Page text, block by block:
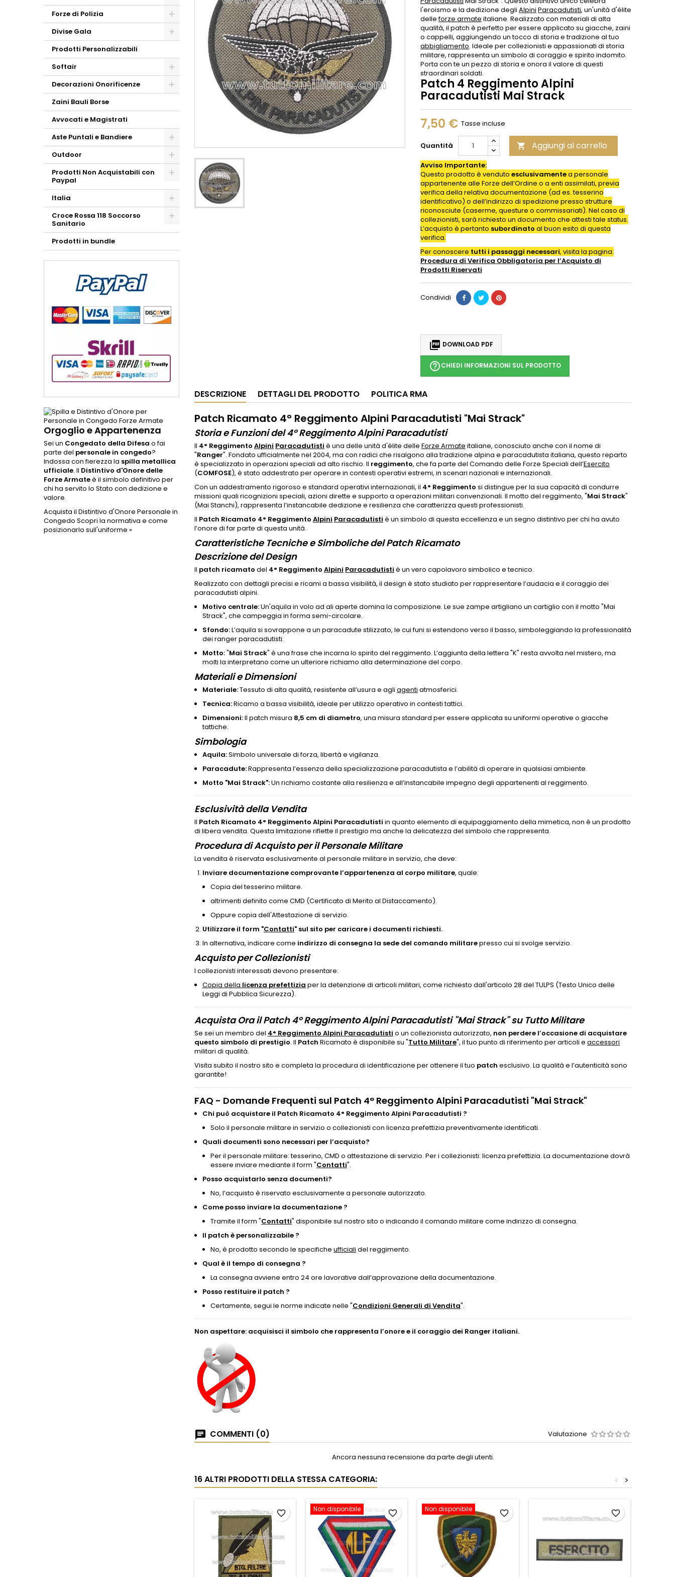
Forze di Polizia
Divise Gala
Prodotti Personalizzabili
Softair
Decorazioni Onorificenze
Zaini Bauli Borse
Avvocati e Magistrati
Aste Puntali e Bandiere
Outdoor
Prodotti Non Acquistabili con
Paypal
Italia
Croce Rossa 118 Soccorso
Sanitario
Prodotti in bundle
Orgoglio e Appartenenza
Sei un Congedato della Difesa o fai
parte del personale in congedo?
Indossa con fierezza la spilla metallica
ufficiale. Il Distintivo d'Onore delle
Forze Armateè il simbolo definitivo per
chi ha servito lo Stato con dedizione e
valore.
Acquista il Distintivo d'Onore Personale in
Congedo Scopri la normativa e come
posizionarlo sull'uniforme »
l'eroismo e la dedizione degli Alpini Paracadutisti, un'unità d'élite
delleforze armate italiane. Realizzato con materiali di alta
qualità, il patch è perfetto per essere applicato su giacche, zaini
o cappelli, aggiungendo un tocco di storia e tradizione al tuo
abbigliamento. Ideale per collezionisti e appassionati di storia
militare, rappresenta un simbolo di coraggio e spirito indomito.
Porta con te un pezzo di storia e onora il valore di questi
straordinari soldati.
Patch 4 Reggimento Alpini
Paracadutisti Mai Strack
7,50 € Tasse incluse
Quantità  Aggiungi al carrello
Avviso Importante:
Questo prodotto è venduto esclusivamentea personale
appartenente alle Forze dell’Ordine o a enti assimilati, previa
verifica della relativa documentazione (ad es. tesserino
identificativo) o dell’indirizzo di spedizione presso strutture
riconosciute (caserme, questure o commissariati). Nel caso di
collezionisti, sarà richiesto un documento che attesti tale status.
L’acquisto è pertanto subordinato al buon esito di questa
verifica.
Per conoscere tutti i passaggi necessari, visita la pagina:
Procedura di Verifica Obbligatoria per l’Acquisto di
Prodotti Riservati
Condividi
 DOWNLOAD PDF
help_outlineCHIEDI INFORMAZIONI SUL PRODOTTO
DESCRIZIONE DETTAGLI DEL PRODOTTO POLITICA RMA
Patch Ricamato 4° Reggimento Alpini Paracadutisti "Mai Strack"
Storia e Funzioni del 4° Reggimento Alpini Paracadutisti
Il 4° Reggimento Alpini Paracadutisti è una delle unità d'élite delle Forze Armate italiane, conosciuto anche con il nome di
"Ranger". Fondato ufficialmente nel 2004, ma con radici che risalgono alla tradizione alpina e paracadutista italiana, questo reparto
è specializzato in operazioni speciali ad alto rischio. Il reggimento, che fa parte del Comando delle Forze Speciali dell’Esercito
(COMFOSE), è stato addestrato per operare in contesti operativi estremi, in scenari nazionali e internazionali.
Con un addestramento rigoroso e standard operativi internazionali, il 4° Reggimento si distingue per la sua capacità di condurre
missioni quali ricognizioni speciali, azioni dirette e supporto a operazioni militari convenzionali. Il motto del reggimento, "Mai Strack"
(Mai Stanchi), rappresenta l’instancabile dedizione e resilienza che caratterizza questi professionisti.
Il Patch Ricamato 4° Reggimento Alpini Paracadutisti è un simbolo di questa eccellenza e un segno distintivo per chi ha avuto
l’onore di far parte di questa unità.
Caratteristiche Tecniche e Simboliche del Patch Ricamato
Descrizione del Design
Il patch ricamato del 4° Reggimento Alpini Paracadutisti è un vero capolavoro simbolico e tecnico.
Realizzato con dettagli precisi e ricami a bassa visibilità, il design è stato studiato per rappresentare l’audacia e il coraggio dei
paracadutisti alpini.
Motivo centrale:Un'aquila in volo ad ali aperte domina la composizione. Le sue zampe artigliano un cartiglio con il motto "Mai
Strack", che campeggia in forma semi-circolare.
Sfondo:L’aquila si sovrappone a un paracadute stilizzato, le cui funi si estendono verso il basso, simboleggiando la professionalità
dei ranger paracadutisti.
Motto:"Mai Strack" è una frase che incarna lo spirito del reggimento. L’aggiunta della lettera "K" resta avvolta nel mistero, ma
molti la interpretano come un ulteriore richiamo alla determinazione del corpo.
Materiali e Dimensioni
Materiale:Tessuto di alta qualità, resistente all’usura e agli agenti atmosferici.
Tecnica:Ricamo a bassa visibilità, ideale per utilizzo operativo in contesti tattici.
Dimensioni:Il patch misura 8,5 cm di diametro, una misura standard per essere applicata su uniformi operative o giacche
tattiche.
Simbologia
Aquila:Simbolo universale di forza, libertà e vigilanza.
Paracadute:Rappresenta l’essenza della specializzazione paracadutista e l’abilità di operare in qualsiasi ambiente.
Motto "Mai Strack":Un richiamo costante alla resilienza e all’instancabile impegno degli appartenenti al reggimento.
Esclusività della Vendita
Il Patch Ricamato 4° Reggimento Alpini Paracadutisti in quanto elemento di equipaggiamento della mimetica, non è un prodotto
di libera vendita. Questa limitazione riflette il prestigio ma anche la delicatezza del simbolo che rappresenta.
Procedura di Acquisto per il Personale Militare
La vendita è riservata esclusivamente al personale militare in servizio, che deve:
Inviare documentazione comprovante l’appartenenza al corpo militare, quale:
Copia del tesserino militare.
altrimenti definito come CMD (Certificato di Merito al Distaccamento).
Oppure copia dell'Attestazione di servizio.
Utilizzare il form "Contatti" sul sito per caricare i documenti richiesti.
In alternativa, indicare come indirizzo di consegna la sede del comando militarepresso cui si svolge servizio.
Acquisto per Collezionisti
I collezionisti interessati devono presentare:
Copia della licenza prefettizia per la detenzione di articoli militari, come richiesto dall'articolo 28 del TULPS (Testo Unico delle
Leggi di Pubblica Sicurezza).
Acquista Ora il Patch 4° Reggimento Alpini Paracadutisti "Mai Strack" su Tutto Militare
Se sei un membro del 4° Reggimento Alpini Paracadutisti o un collezionista autorizzato, non perdere l’occasione di acquistare
questo simbolo di prestigio. Il Patch Ricamato è disponibile su "Tutto Militare", il tuo punto di riferimento per articoli e accessori
militari di qualità.
Visita subito il nostro sito e completa la procedura di identificazione per ottenere il tuo patch esclusivo. La qualità e l’autenticità sono
garantite!
FAQ - Domande Frequenti sul Patch 4° Reggimento Alpini Paracadutisti "Mai Strack"
Chi può acquistare il Patch Ricamato 4° Reggimento Alpini Paracadutisti ?
Solo il personale militare in servizio o collezionisti con licenza prefettizia preventivamente identificati.
Quali documenti sono necessari per l’acquisto?
Per il personale militare: tesserino, CMD o attestazione di servizio. Per i collezionisti: licenza prefettizia. La documentazione dovrà
essere inviare mediante il form "Contatti".
Posso acquistarlo senza documenti?
No, l’acquisto è riservato esclusivamente a personale autorizzato.
Come posso inviare la documentazione ?
Tramite il form "Contatti" disponibile sul nostro sito o indicando il comando militare come indirizzo di consegna.
Il patch è personalizzabile ?
No, è prodotto secondo le specifiche ufficiali del reggimento.
Qual è il tempo di consegna ?
La consegna avviene entro 24 ore lavorative dall’approvazione della documentazione.
Posso restituire il patch ?
Certamente, segui le norme indicate nelle "Condizioni Generali di Vendita".
Non aspettare: acquisisci il simbolo che rappresenta l’onore e il coraggio dei Ranger italiani.
COMMENTI (0) Valutazione
Ancora nessuna recensione da parte degli utenti.
16 ALTRI PRODOTTI DELLA STESSA CATEGORIA: >
<
favorite_border Non disponibile favorite_border Non disponibile favorite_border favorite_border